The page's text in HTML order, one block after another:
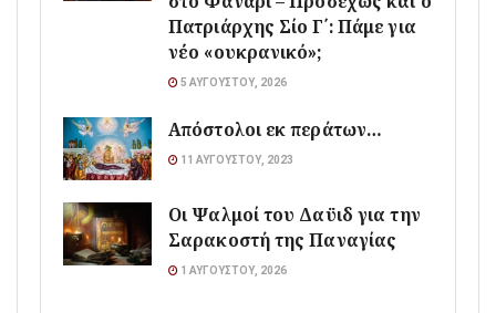
Πατριάρχης Σίο Γ΄: Πάμε για
νέο «ουκρανικό»;
5 ΑΥΓΟΎΣΤΟΥ, 2026
Απόστολοι εκ περάτων…
11 ΑΥΓΟΎΣΤΟΥ, 2023
Οι Ψαλμοί του Δαϋιδ για την
Σαρακοστή της Παναγίας
1 ΑΥΓΟΎΣΤΟΥ, 2026